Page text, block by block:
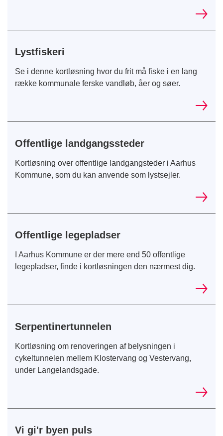
Lystfiskeri
Se i denne kortløsning hvor du frit må fiske i en lang
række kommunale ferske vandløb, åer og søer.
Offentlige landgangssteder
Kortløsning over offentlige landgangsteder i Aarhus
Kommune, som du kan anvende som lystsejler.
Offentlige legepladser
I Aarhus Kommune er der mere end 50 offentlige
legepladser, finde i kortløsningen den nærmest dig.
Serpentinertunnelen
Kortløsning om renoveringen af belysningen i
cykeltunnelen mellem Klostervang og Vestervang,
under Langelandsgade.
Vi gi'r byen puls